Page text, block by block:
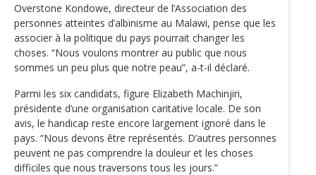
Overstone Kondowe, directeur de l’Association des
personnes atteintes d’albinisme au Malawi, pense que les
associer à la politique du pays pourrait changer les
choses. “Nous voulons montrer au public que nous
sommes un peu plus que notre peau”, a-t-il déclaré.
Parmi les six candidats, figure Elizabeth Machinjiri,
présidente d’une organisation caritative locale. De son
avis, le handicap reste encore largement ignoré dans le
pays. “Nous devons être représentés. D’autres personnes
peuvent ne pas comprendre la douleur et les choses
difficiles que nous traversons tous les jours.”